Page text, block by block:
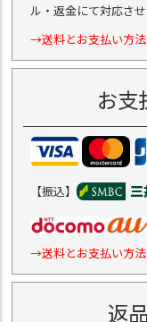
ル・返金にて対応さ
→送料とお支払い方
お支
【振込】
→送料とお支払い方
返